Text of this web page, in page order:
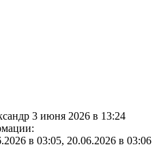
3 июня 2026 в 13:24
в 03:05, 20.06.2026 в 03:06